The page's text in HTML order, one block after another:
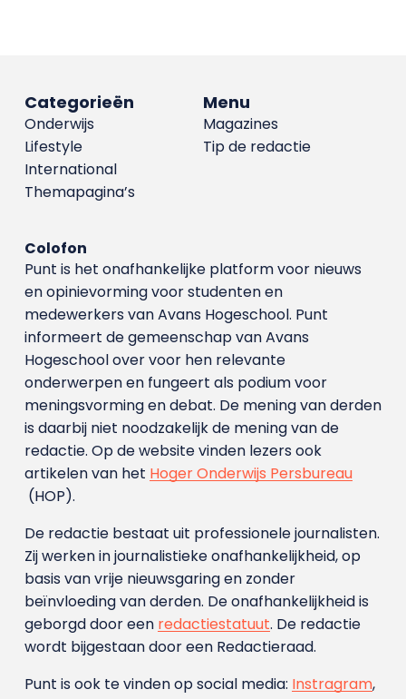
Menu
Magazines
Tip de redactie
Categorieën
Onderwijs
Lifestyle
International
Themapagina’s
Colofon
Punt is het onafhankelijke platform voor nieuws
en opinievorming voor studenten en
medewerkers van Avans Hoge­school. Punt
informeert de gemeenschap van Avans
Hogeschool over voor hen relevante
onderwerpen en fungeert als podium voor
meningsvorming en debat. De mening van derden
is daarbij niet noodzakelijk de mening van de
redactie. Op de website vinden lezers ook
artikelen van het Hoger Onderwijs Persbureau
(HOP).
De redactie bestaat uit professionele journalisten.
Zij werken in journalistieke onafhankelijkheid, op
basis van vrije nieuwsgaring en zonder
beïnvloeding van derden. De onafhankelijkheid is
geborgd door een redactiestatuut. De redactie
wordt bijgestaan door een Redactieraad.
Punt is ook te vinden op social media: Instragram,